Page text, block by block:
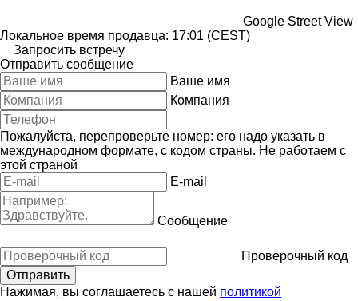
Google Street View
Локальное время продавца: 17:01 (CEST)
Запросить встречу
Отправить сообщение
Ваше имя
Компания
Пожалуйста, перепроверьте номер: его надо указать в
международном формате, с кодом страны. Не работаем с
этой страной
E-mail
Сообщение
Проверочный код
Нажимая, вы соглашаетесь с нашей политикой